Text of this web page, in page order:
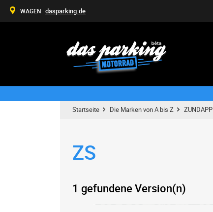
Startseite Die Marken von A bis Z ZUNDAPP
ZS
1 gefundene Version(n)
WAGEN dasparking.de